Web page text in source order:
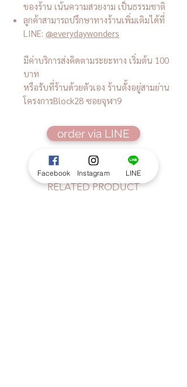
ของร้าน เน้นความสวยงาม เป็นธรรมชาติ
ลูกค้าสามารถปรึกษาทางร้านเพิ่มเติมได้ที่
LINE: @everydaywonders
มีค่าบริการส่งคิดตามระยะทาง เริ่มต้น 100
บาท
หรือรับที่ร้านด้วยตัวเอง ร้านตั้งอยู่สามย่าน
โครงการBlock28 ซอยจุฬา9
order via LINE
RELATED PRODUCT
Facebook Instagram LINE